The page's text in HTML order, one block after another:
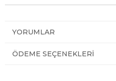
YORUMLAR
ÖDEME SEÇENEKLERI